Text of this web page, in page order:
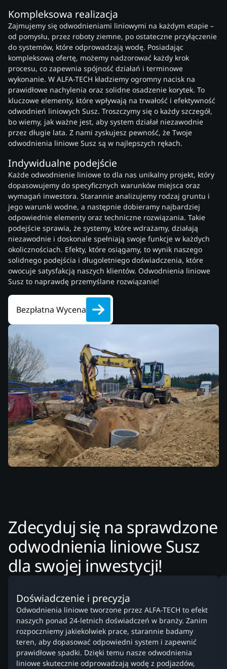
Kompleksowa realizacja
Zajmujemy się odwodnieniami liniowymi na każdym etapie –
od pomysłu, przez roboty ziemne, po ostateczne przyłączenie
do systemów, które odprowadzają wodę. Posiadając
kompleksową ofertę, możemy nadzorować każdy krok
procesu, co zapewnia spójność działań i terminowe
wykonanie. W ALFA-TECH kładziemy ogromny nacisk na
prawidłowe nachylenia oraz solidne osadzenie korytek. To
kluczowe elementy, które wpływają na trwałość i efektywność
odwodnień liniowych Susz. Troszczymy się o każdy szczegół,
bo wiemy, jak ważne jest, aby system działał niezawodnie
przez długie lata. Z nami zyskujesz pewność, że Twoje
odwodnienia liniowe Susz są w najlepszych rękach.
Indywidualne podejście
Każde odwodnienie liniowe to dla nas unikalny projekt, który
dopasowujemy do specyficznych warunków miejsca oraz
wymagań inwestora. Starannie analizujemy rodzaj gruntu i
jego warunki wodne, a następnie dobieramy najbardziej
odpowiednie elementy oraz techniczne rozwiązania. Takie
podejście sprawia, że systemy, które wdrażamy, działają
niezawodnie i doskonale spełniają swoje funkcje w każdych
okolicznościach. Efekty, które osiągamy, to wynik naszego
solidnego podejścia i długoletniego doświadczenia, które
owocuje satysfakcją naszych klientów. Odwodnienia liniowe
Susz to naprawdę przemyślane rozwiązanie!
Bezpłatna Wycena
Zdecyduj się na sprawdzone
odwodnienia liniowe Susz
dla swojej inwestycji!
Doświadczenie i precyzja
Odwodnienia liniowe tworzone przez ALFA-TECH to efekt
naszych ponad 24-letnich doświadczeń w branży. Zanim
rozpoczniemy jakiekolwiek prace, starannie badamy
teren, aby dopasować odpowiedni system i zapewnić
prawidłowe spadki. Dzięki temu nasze odwodnienia
liniowe skutecznie odprowadzają wodę z podjazdów,